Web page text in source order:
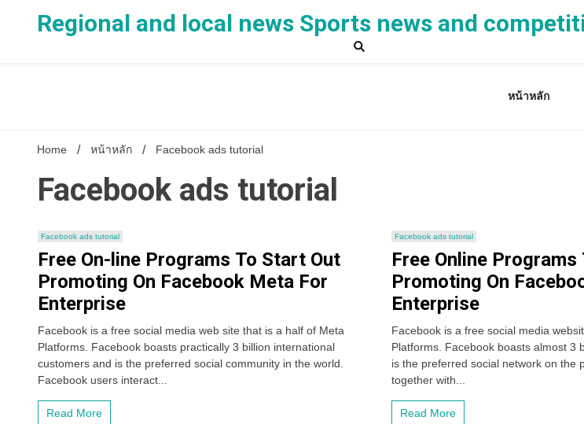
Regional and local news Sports news and
หน้าหลัก
Home หน้าหลัก Facebook ads tutorial
Facebook ads tutorial
Facebook ads tutorial
Free On-line Programs To Start Out
Promoting On Facebook Meta For
Enterprise
Facebook is a free social media web site that is a half of Meta
Platforms. Facebook boasts practically 3 billion international
customers and is the preferred social community in the world.
Facebook users interact...
Read More
Facebook ads tutorial
Free Online Programs
Promoting On
Enterprise
Facebook is a free social media
Platforms. Facebook boasts almost 3
is the preferred social network on the
together with...
Read More